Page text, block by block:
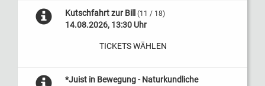
Kutschfahrt zur Bill (11 / 18)
14.08.2026, 13:30 Uhr
TICKETS WÄHLEN
*Juist in Bewegung - Naturkundliche